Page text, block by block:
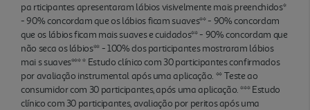
pa rticipantes apresentaram lábios visivelmente mais preenchidos*
- 90% concordam que os lábios ficam suaves** - 90% concordam
que os lábios ficam mais suaves e cuidados** - 90% concordam que
não seca os lábios** - 100% dos participantes mostraram lábios
mai s suaves*** * Estudo clínico com 30 participantes confirmados
por avaliação instrumental após uma aplicação. ** Teste ao
consumidor com 30 participantes, após uma aplicação. *** Estudo
clínico com 30 participantes, avaliação por peritos após uma